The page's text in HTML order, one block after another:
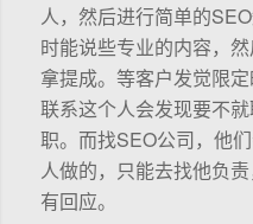
人，然后进行简单的
时能说些专业的内容，
拿提成。等客户发觉限
联系这个人会发现要不
职。而找SEO公司，他
人做的，只能去找他负
有回应。